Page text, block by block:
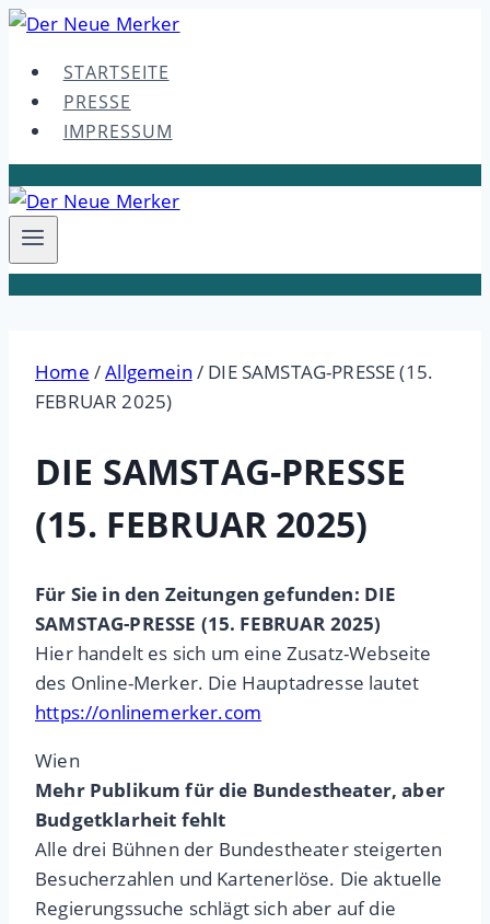
Skip
contentSTARTSEITE
PRESSE
IMPRESSUM
Home /Allgemein / DIE SAMSTAG-PRESSE (15.
FEBRUAR 2025)
DIE SAMSTAG-PRESSE
(15. FEBRUAR 2025)
Für Sie in den Zeitungen gefunden: DIE
SAMSTAG-PRESSE (15. FEBRUAR 2025)
Hier handelt es sich um eine Zusatz-Webseite
des Online-Merker. Die Hauptadresse lautet
https://onlinemerker.com
Wien
Mehr Publikum für die Bundestheater, aber
Budgetklarheit fehlt
Alle drei Bühnen der Bundestheater steigerten
Besucherzahlen und Kartenerlöse. Die aktuelle
Regierungssuche schlägt sich aber auf die